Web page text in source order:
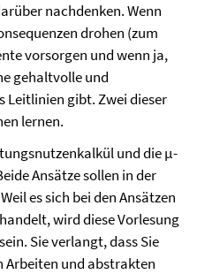
nachdenken. Wenn
drohen (zum
vorsorgen und wenn ja,
gehaltvolle und
Leitlinien gibt. Zwei dieser
lernen.
und die µ-
Ansätze sollen in der
es sich bei den Ansätzen
wird diese Vorlesung
Sie verlangt, dass Sie
Arbeiten und abstrakten